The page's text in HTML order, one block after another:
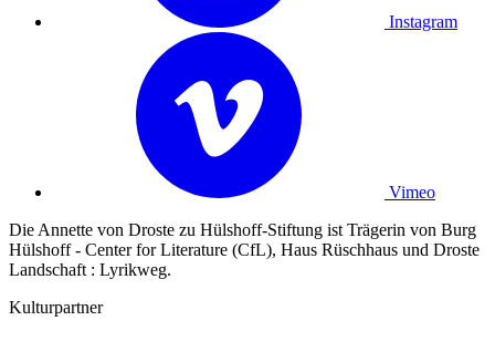
Instagram
Vimeo
Die Annette von Droste zu Hülshoff-Stiftung ist Trägerin von Burg
Hülshoff - Center for Literature (CfL), Haus Rüschhaus und Droste
Landschaft : Lyrikweg.
Kulturpartner